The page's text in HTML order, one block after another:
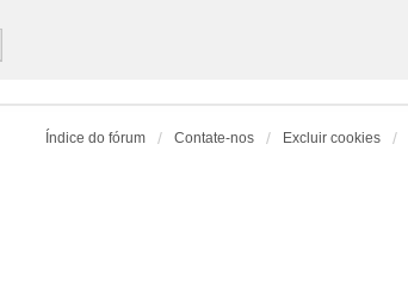
Índice do fórum Contate-nos Excluir cookies